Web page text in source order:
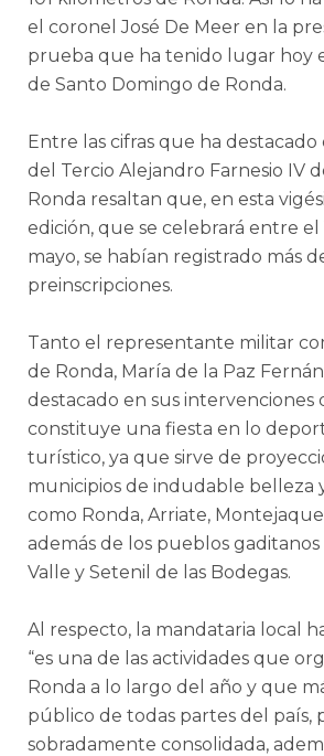
el coronel José De Meer en la
prueba que ha tenido lugar hoy
de Santo Domingo de Ronda.
Entre las cifras que ha
del Tercio Alejandro Farnesio IV
Ronda resaltan que, en esta
edición, que se celebrará entre el
mayo, se habían registrado más
preinscripciones.
Tanto el representante militar
de Ronda, María de la Paz
destacado en sus intervenciones
constituye una fiesta en lo
turístico, ya que sirve de
municipios de indudable belleza
como Ronda, Arriate,
además de los pueblos gaditanos
Valle y Setenil de las Bodegas.
Al respecto, la mandataria local
“es una de las actividades que
Ronda a lo largo del año y que
público de todas partes del país,
sobradamente consolidada,